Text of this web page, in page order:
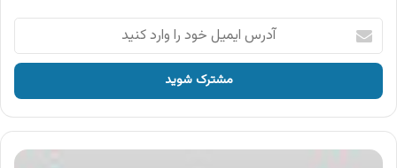
آدرس
ایمیل
خود
وارد
کنید
آگهی